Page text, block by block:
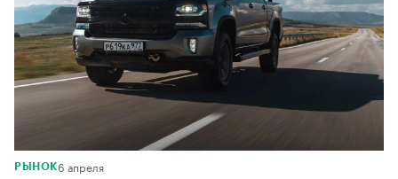
РЫНОК6 апреля